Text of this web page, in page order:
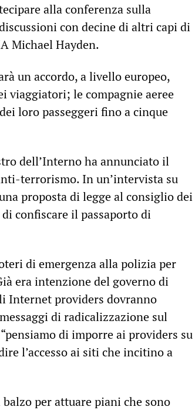
alla conferenza sulla
con decine di altri capi di
Michael Hayden.
un accordo, a livello europeo,
viaggiatori; le compagnie aeree
loro passeggeri fino a cinque
dell’Interno ha annunciato il
terrorismo. In un’intervista su
proposta di legge al consiglio dei
confiscare il passaporto di
di emergenza alla polizia per
era intenzione del governo di
Internet providers dovranno
di radicalizzazione sul
di imporre ai providers su
l’accesso ai siti che incitino a
per attuare piani che sono